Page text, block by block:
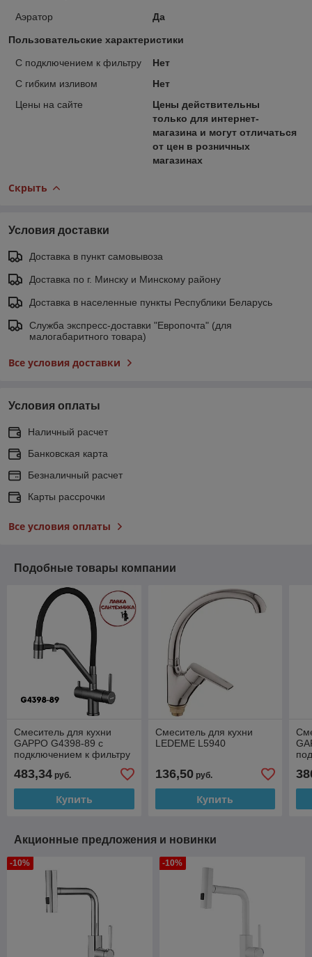
Аэратор Да
Пользовательские характеристики
C подключением к фильтру
Нет
С гибким изливом
Нет
Цены на сайте
Цены действительны
только для интернет-
магазина и могут отличаться
от цен в розничных
магазинах
Скрыть
Условия доставки
Доставка в пункт самовывоза
Доставка по г. Минску и Минскому району
Доставка в населенные пункты Республики Беларусь
Служба экспресс-доставки "Европочта" (для
малогабаритного товара)
Все условия доставки
Условия оплаты
Наличный расчет
Банковская карта
Безналичный расчет
Карты рассрочки
Все условия оплаты
Подобные товары компании
Смеситель для кухни
GAPPO G4398-89 с
подключением к фильтру
(оружейная сталь/
черный)
483,34 руб.
Купить
Смеситель для кухни
LEDEME L5940
136,50руб.
Купить
Акционные предложения и новинки
-10% -10%